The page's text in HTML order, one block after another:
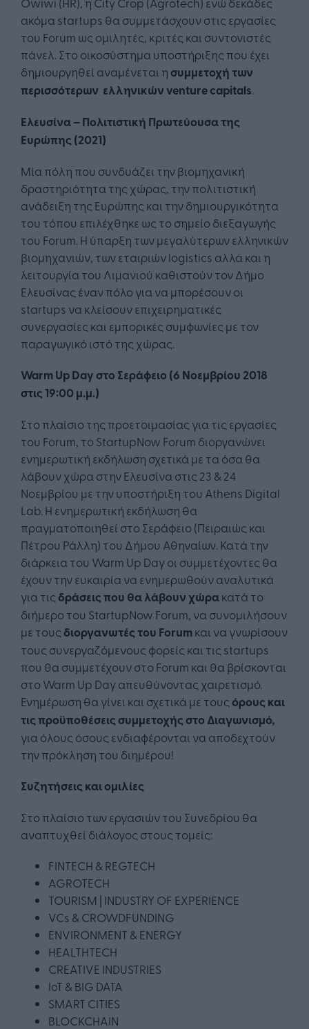
ακόμα startups θα συμμετάσχουν στις εργασίες
του Forum ως ομιλητές, κριτές και συντονιστές
πάνελ. Στο οικοσύστημα υποστήριξης που έχει
δημιουργηθεί αναμένεται ησυμμετοχή των
περισσότερων ελληνικώνventurecapitals.
Ελευσίνα – Πολιτιστική Πρωτεύουσα της
Ευρώπης (2021)
Μία πόλη που συνδυάζει την βιομηχανική
δραστηριότητα της χώρας, την πολιτιστική
ανάδειξη της Ευρώπης και την δημιουργικότητα
του τόπου επιλέχθηκε ως το σημείο διεξαγωγής
του Forum. Η ύπαρξη των μεγαλύτερων ελληνικών
βιομηχανιών, των εταιριών logistics αλλά και η
λειτουργία του Λιμανιού καθιστούν τον Δήμο
Ελευσίνας έναν πόλο για να μπορέσουν οι
startups να κλείσουν επιχειρηματικές
συνεργασίες και εμπορικές συμφωνίες με τον
παραγωγικό ιστό της χώρας.
WarmUpDayστο Σεράφειο (6 Νοεμβρίου 2018
στις 19:00 μ.μ.)
Στο πλαίσιο της προετοιμασίας για τις εργασίες
του Forum, το StartupNow Forum διοργανώνει
ενημερωτική εκδήλωση σχετικά με τα όσα θα
λάβουν χώρα στην Ελευσίνα στις 23 & 24
Νοεμβρίου με την υποστήριξη του Athens Digital
Lab. Η ενημερωτική εκδήλωση θα
πραγματοποιηθεί στο Σεράφειο (Πειραιώς και
Πέτρου Ράλλη) του Δήμου Αθηναίων. Κατά την
διάρκεια του Warm Up Day οι συμμετέχοντες θα
έχουν την ευκαιρία να ενημερωθούν αναλυτικά
για τιςδράσεις που θα λάβουν χώρακατά το
διήμερο του StartupNow Forum, να συνομιλήσουν
με τουςδιοργανωτές του Forumκαι να γνωρίσουν
τους συνεργαζόμενους φορείς και τις startups
που θα συμμετέχουν στο Forum και θα βρίσκονται
στο Warm Up Day απευθύνοντας χαιρετισμό.
Ενημέρωση θα γίνει και σχετικά με τουςόρους και
τις προϋποθέσεις συμμετοχής στο Διαγωνισμό,
για όλους όσους ενδιαφέρονται να αποδεχτούν
την πρόκληση του διημέρου!
Συζητήσεις και ομιλίες
Στο πλαίσιο των εργασιών του Συνεδρίου θα
αναπτυχθεί διάλογος στους τομείς:
FINTECH & REGTECH
AGROTECH
TOURISM | INDUSTRY OF EXPERIENCE
VCs & CROWDFUNDING
ENVIRONMENT & ENERGY
HEALTHTECH
CREATIVE INDUSTRIES
IoT & BIG DATA
SMART CITIES
BLOCKCHAIN